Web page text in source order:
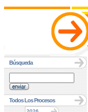
Búsqueda
Todos Los Procesos